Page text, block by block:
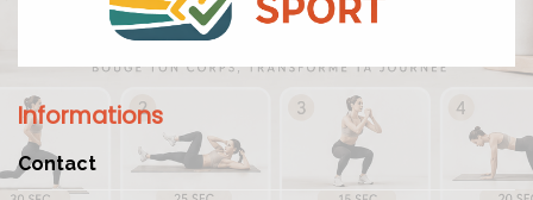
Informations
Contact